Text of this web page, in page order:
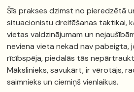
Šīs prakses dzimst no pieredzētā
situacionistu dreifēšanas taktikai,
vietas valdzinājumam un
neviena vieta nekad nav pabeigta,
rīcībspēja, piedalās tās
Mākslinieks, savukārt, ir vērotājs,
saimnieks un ciemiņš vienlaikus.